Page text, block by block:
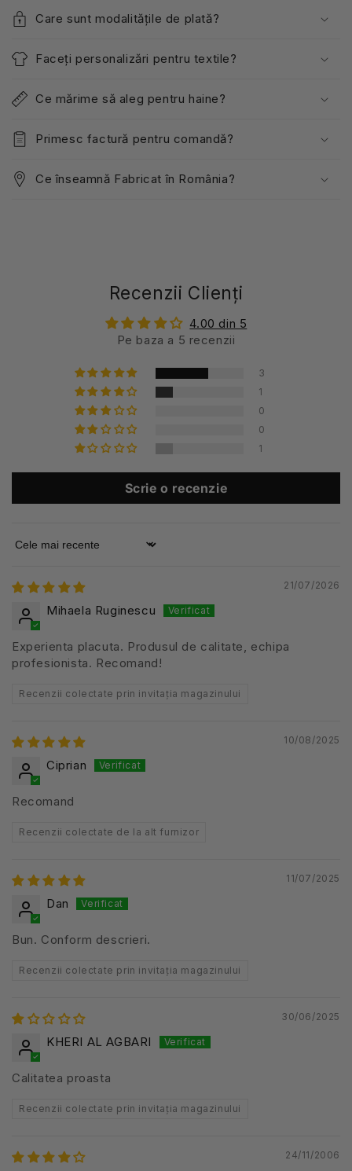
Care sunt modalitățile de plată?
Faceți personalizări pentru textile?
Ce mărime să aleg pentru haine?
Primesc factură pentru comandă?
Ce înseamnă Fabricat în România?
Recenzii Clienți
4.00 din 5
Pe baza a 5 recenzii
3
1
0
0
1
Scrie o recenzie
Sort by
21/07/2026
Mihaela Ruginescu
Experienta placuta. Produsul de calitate, echipa
profesionista. Recomand!
Recenzii colectate prin invitația magazinului
10/08/2025
Ciprian
Recomand
Recenzii colectate de la alt furnizor
11/07/2025
Dan
Bun. Conform descrieri.
Recenzii colectate prin invitația magazinului
30/06/2025
KHERI AL AGBARI
Calitatea proasta
Recenzii colectate prin invitația magazinului
24/11/2006